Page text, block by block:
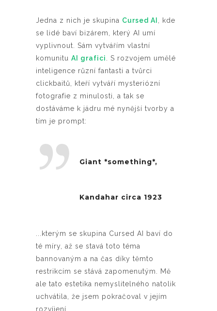
Jedna z nich je skupina Cursed AI
, kde
se lidé baví bizárem, který AI umí
vyplivnout. Sám vytvářím vlastní
komunitu AI grafici
. S rozvojem umělé
inteligence různí fantasti a tvůrci
clickbaitů, kteří vytváří mysteriózní
fotografie z minulosti, a tak se
dostáváme k jádru mé nynější tvorby a
tím je prompt:
Giant *something*,
Kandahar circa 1923
...kterým se skupina Cursed AI baví do
té míry, až se stavá toto téma
bannovaným a na čas díky těmto
restrikcím se stává zapomenutým. Mě
ale tato estetika nemyslitelného natolik
uchvátila, že jsem pokračoval v jejím
rozvíjení.